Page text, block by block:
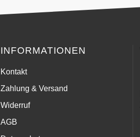
INFORMATIONEN
Kontakt
Zahlung & Versand
Widerruf
AGB